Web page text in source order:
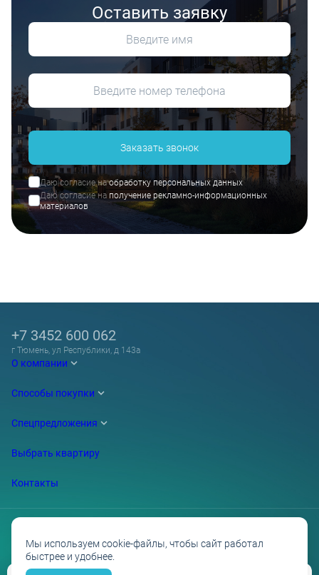
Оставить заявку
Заказать звонок
Даю согласие наобработку персональных данных
Даю согласие на получение рекламно-информационных
материалов
О компании
Способы покупки
Спецпредложения
Выбрать квартиру
Контакты
+7 3452 600 062
г Тюмень, ул Республики, д 143а
Проектные декларации на сайте наш.дом.рф
Мы используем cookie-файлы, чтобы сайт работал
быстрее и удобнее.